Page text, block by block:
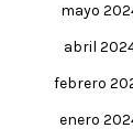
mayo
abril
febrero
enero